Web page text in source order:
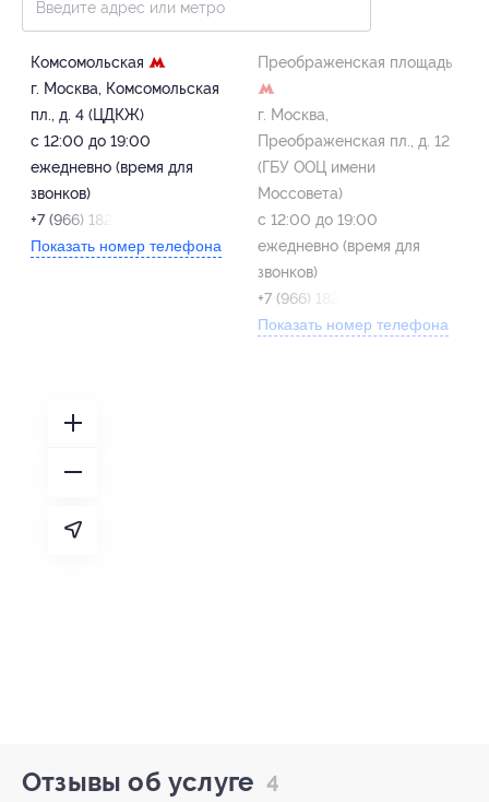
Комсомольская
г. Москва, Комсомольская
пл., д. 4 (ЦДКЖ)
с 12:00 до 19:00
ежедневно (время для
звонков)
+7 (966) 182-14-22
Показать номер телефона
Преображенская площадь
г. Москва,
Преображенская пл., д. 12
(ГБУ ООЦ имени
Моссовета)
с 12:00 до 19:00
ежедневно (время для
звонков)
+7 (966) 182-14-22
Показать номер телефона
Отзывы об услуге 4